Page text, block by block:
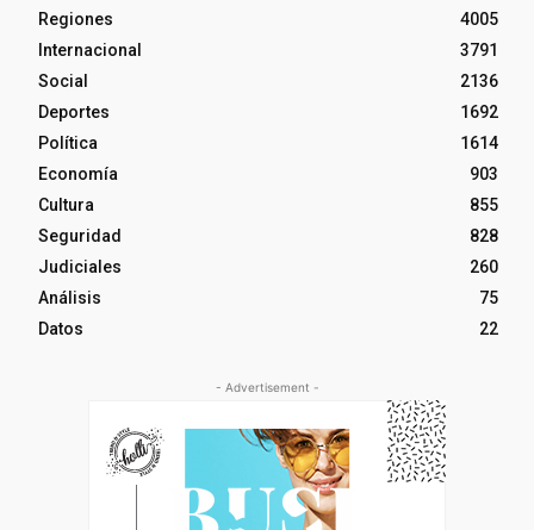
Regiones
4005
Internacional
3791
Social
2136
Deportes
1692
Política
1614
Economía
903
Cultura
855
Seguridad
828
Judiciales
260
Análisis
75
Datos
22
- Advertisement -